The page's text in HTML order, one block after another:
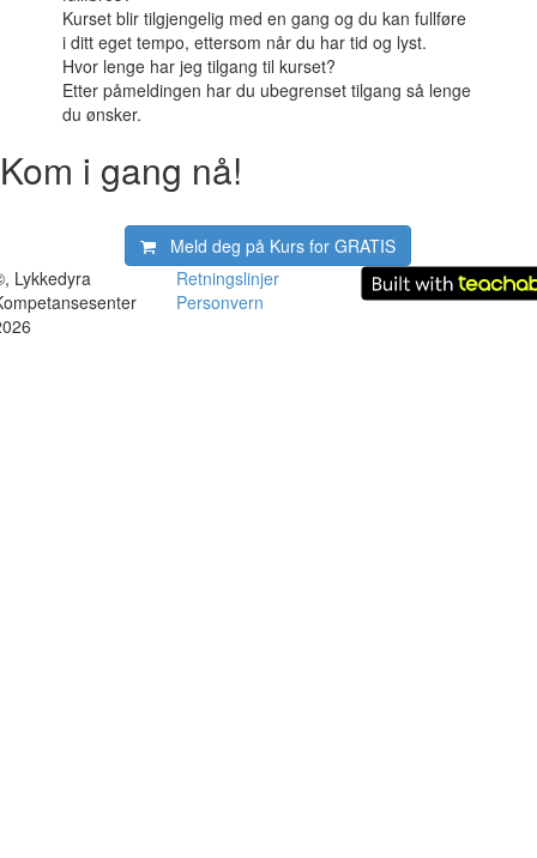
Kurset blir tilgjengelig med en gang og du kan fullføre
i ditt eget tempo, ettersom når du har tid og lyst.
Hvor lenge har jeg tilgang til kurset?
Etter påmeldingen har du ubegrenset tilgang så lenge
du ønsker.
Kom i gang nå!
Meld deg på Kurs forGRATIS
Lykkedyra
Retningslinjer
Personvern